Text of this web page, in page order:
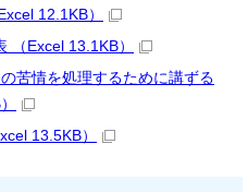
12.1KB）
Excel 13.1KB）
苦情を処理するために講ずる
13.5KB）